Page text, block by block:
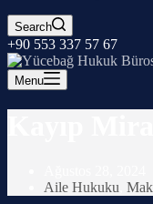
Search
+90 553 337 57 67
Menu
Aile Hukuku